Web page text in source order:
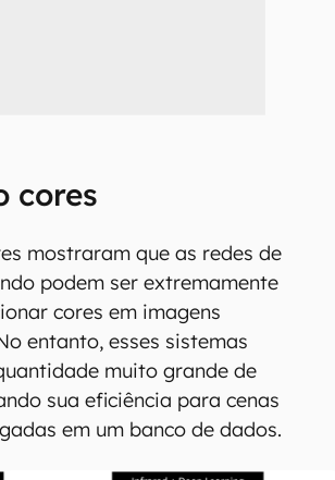
cores
mostraram que as redes de
podem ser extremamente
cores em imagens
entanto, esses sistemas
muito grande de
sua eficiência para cenas
em um banco de dados.